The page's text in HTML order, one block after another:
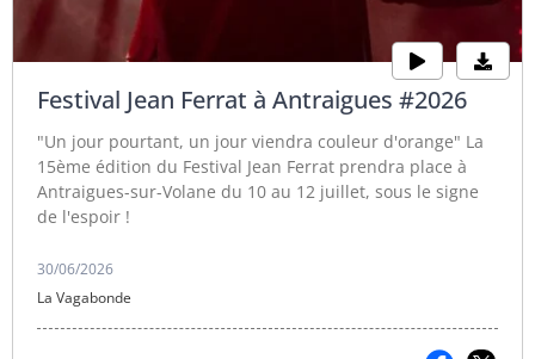
Festival Jean Ferrat à Antraigues #2026
"Un jour pourtant, un jour viendra couleur d'orange" La
15ème édition du Festival Jean Ferrat prendra place à
Antraigues-sur-Volane du 10 au 12 juillet, sous le signe
de l'espoir !
30/06/2026
La Vagabonde